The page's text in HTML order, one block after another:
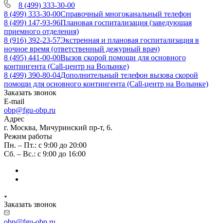
8 (499) 333-30-00
8 (499) 333-30-00Справочный многоканальный телефон
8 (499) 147-93-96Плановая госпитализация (заведующая
приемного отделения)
8 (916) 392-23-57Экстренная и плановая госпитализация в
ночное время (ответственный дежурный врач)
8 (495) 441-00-00Вызов скорой помощи для основного
контингента (Call-центр на Волынке)
8 (499) 390-80-04Дополнительный телефон вызова скорой
помощи для основного контингента (Call-центр на Волынке)
Заказать звонок
E-mail
obp@fgu-obp.ru
Адрес
г. Москва, Мичуринский пр-т, 6.
Режим работы
Пн. – Пт.: с 9:00 до 20:00
Сб. – Вс.: с 9:00 до 16:00
Заказать звонок